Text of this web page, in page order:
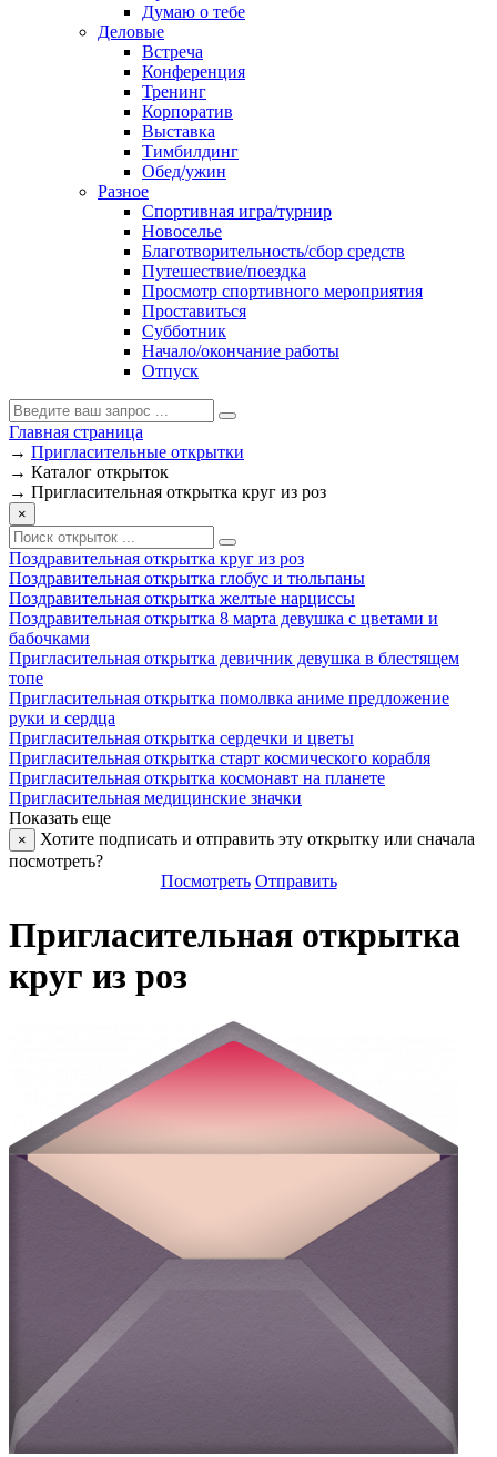
Думаю о тебе
Деловые
Встреча
Конференция
Тренинг
Корпоратив
Выставка
Тимбилдинг
Обед/ужин
Разное
Спортивная игра/турнир
Новоселье
Благотворительность/сбор средств
Путешествие/поездка
Просмотр спортивного мероприятия
Проставиться
Субботник
Начало/окончание работы
Отпуск
Главная страница
→ Пригласительные открытки
→ Каталог открыток
→ Пригласительная открытка круг из роз
×
Поздравительная открытка круг из роз
Поздравительная открытка глобус и тюльпаны
Поздравительная открытка желтые нарциссы
Поздравительная открытка 8 марта девушка с цветами и
бабочками
Пригласительная открытка девичник девушка в блестящем
топе
Пригласительная открытка помолвка аниме предложение
руки и сердца
Пригласительная открытка сердечки и цветы
Пригласительная открытка старт космического корабля
Пригласительная открытка космонавт на планете
Пригласительная медицинские значки
Показать еще
×
Хотите подписать и отправить эту открытку или сначала
посмотреть?
Посмотреть Отправить
Пригласительная открытка
круг из роз